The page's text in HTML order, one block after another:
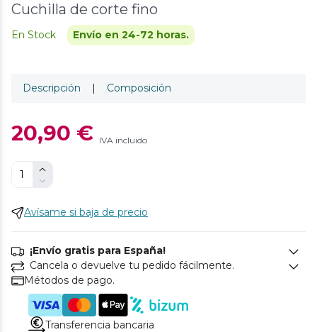
Cuchilla de corte fino
En Stock Envío en 24-72 horas.
Descripción | Composición
20,90 € IVA incluido
Avísame si baja de precio
¡Envío gratis para España!
Cancela o devuelve tu pedido fácilmente.
Métodos de pago.
Transferencia bancaria